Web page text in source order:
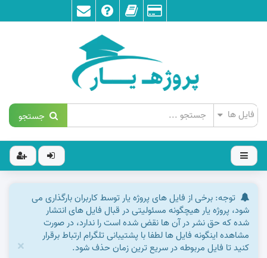
جستجو
توجه: برخی از فایل های پروژه یار توسط کاربران بارگذاری می
شود، پروژه یار هیچگونه مسئولیتی در قبال فایل های انتشار
شده که حق نشر در آن ها نقض شده است را ندارد، در صورت
مشاهده اینگونه فایل ها لطفا با پشتیبانی تلگرام ارتباط برقرار
کنید تا فایل مربوطه در سریع ترین زمان حذف شود.
×